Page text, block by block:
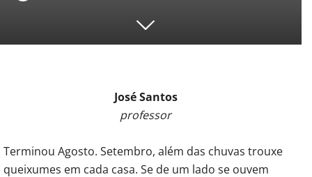
José Santos
professor
Terminou Agosto. Setembro, além das chuvas trouxe
queixumes em cada casa. Se de um lado se ouvem